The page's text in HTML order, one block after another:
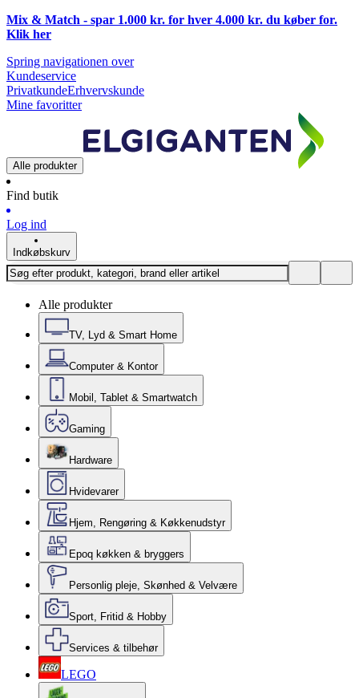
Mix & Match - spar 1.000 kr. for hver 4.000 kr. du køber for.
Klik her
Spring navigationen over
Kundeservice
PrivatkundeErhvervskunde
Mine favoritter
Alle produkter
Find butik
Log ind
Indkøbskurv
Alle produkter
TV, Lyd & Smart Home
Computer & Kontor
Mobil, Tablet & Smartwatch
Gaming
Hardware
Hvidevarer
Hjem, Rengøring & Køkkenudstyr
Epoq køkken & bryggers
Personlig pleje, Skønhed & Velvære
Sport, Fritid & Hobby
Services & tilbehør
LEGO